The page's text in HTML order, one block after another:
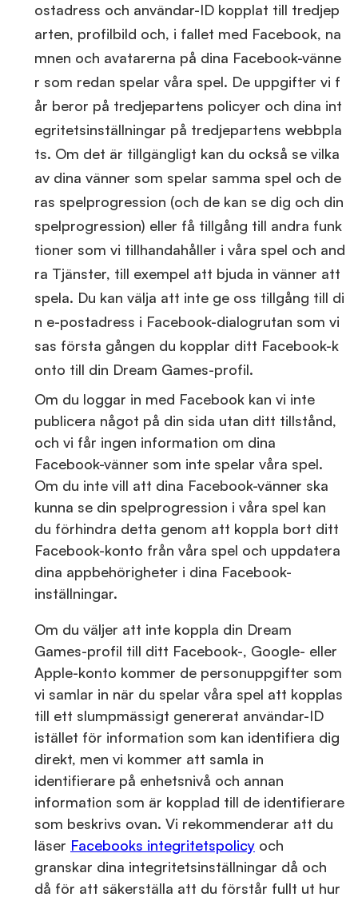
ostadress och användar-ID kopplat till tredjep
arten, profilbild och, i fallet med Facebook, na
mnen och avatarerna på dina Facebook-vänne
r som redan spelar våra spel. De uppgifter vi f
år beror på tredjepartens policyer och dina int
egritetsinställningar på tredjepartens webbpla
ts. Om det är tillgängligt kan du också se vilka
av dina vänner som spelar samma spel och de
ras spelprogression (och de kan se dig och din
spelprogression) eller få tillgång till andra funk
tioner som vi tillhandahåller i våra spel och and
ra Tjänster, till exempel att bjuda in vänner att
spela. Du kan välja att inte ge oss tillgång till di
n e-postadress i Facebook-dialogrutan som vi
sas första gången du kopplar ditt Facebook-k
onto till din Dream Games-profil.
Om du loggar in med Facebook kan vi inte
publicera något på din sida utan ditt tillstånd,
och vi får ingen information om dina
Facebook-vänner som inte spelar våra spel.
Om du inte vill att dina Facebook-vänner ska
kunna se din spelprogression i våra spel kan
du förhindra detta genom att koppla bort ditt
Facebook-konto från våra spel och uppdatera
dina appbehörigheter i dina Facebook-
inställningar.
Om du väljer att inte koppla din Dream
Games-profil till ditt Facebook-, Google- eller
Apple-konto kommer de personuppgifter som
vi samlar in när du spelar våra spel att kopplas
till ett slumpmässigt genererat användar-ID
istället för information som kan identifiera dig
direkt, men vi kommer att samla in
identifierare på enhetsnivå och annan
information som är kopplad till de identifierare
som beskrivs ovan. Vi rekommenderar att du
läser Facebooks integritetspolicy och
granskar dina integritetsinställningar då och
då för att säkerställa att du förstår fullt ut hur